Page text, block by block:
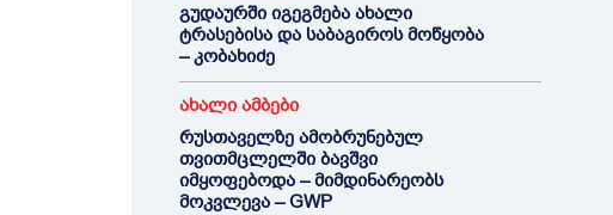
გუდაურში იგეგმება ახალი
ტრასებისა და საბაგიროს მოწყობა
– კობახიძე
ახალი ამბები
რუსთაველზე ამობრუნებულ
თვითმცლელში ბავშვი
იმყოფებოდა – მიმდინარეობს
მოკვლევა – GWP